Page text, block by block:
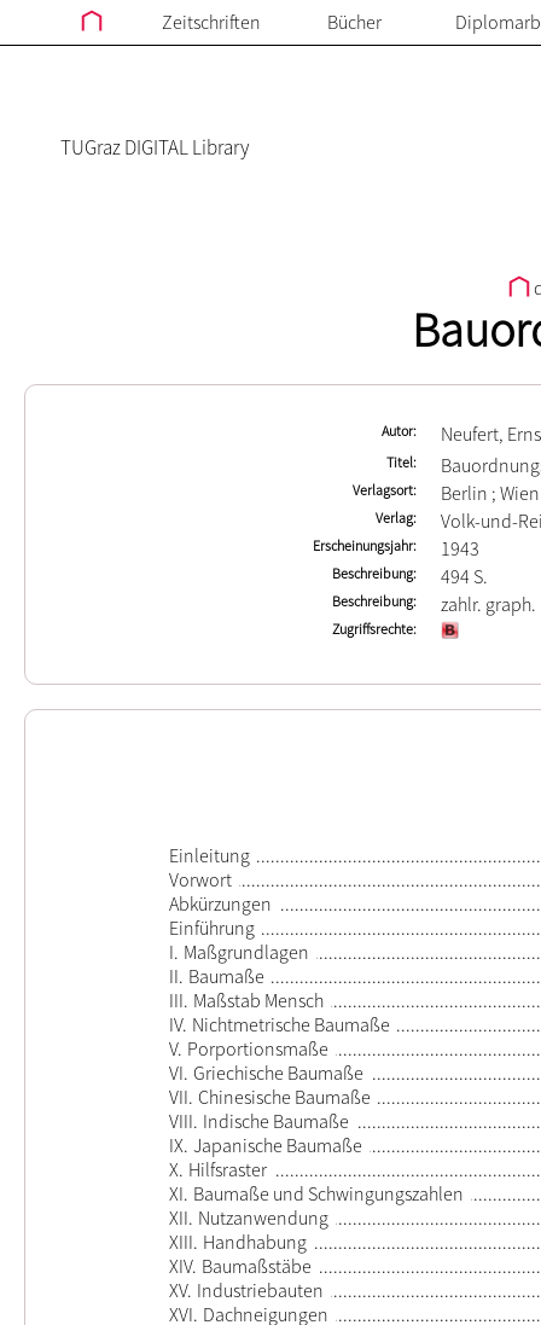
Zeitschriften Bücher
TUGraz DIGITAL Library
Autor Neufert,
Titel
Verlagsort Berlin ;
Verlag Volk-und-
Erscheinungsjahr 1943
Beschreibung 494 S.
Beschreibung zahlr.
Zugriffsrechte
Einleitung
Vorwort
Abkürzungen
Einführung
I. Maßgrundlagen
II. Baumaße
III. Maßstab Mensch
IV. Nichtmetrische Baumaße
V. Porportionsmaße
VI. Griechische Baumaße
VII. Chinesische Baumaße
VIII. Indische Baumaße
IX. Japanische Baumaße
X. Hilfsraster
XI. Baumaße und Schwingungszahlen
XII. Nutzanwendung
XIII. Handhabung
XIV. Baumaßstäbe
XV. Industriebauten
XVI. Dachneigungen